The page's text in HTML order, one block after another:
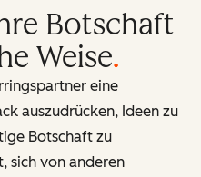
Botschaft
Weise.
eine
auszudrücken, Ideen zu
Botschaft zu
sich von anderen